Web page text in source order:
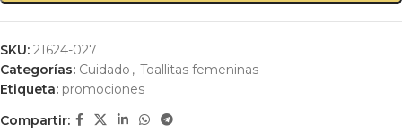
SKU: 21624-027
Categorías: Cuidado , Toallitas femeninas
Etiqueta: promociones
Compartir: